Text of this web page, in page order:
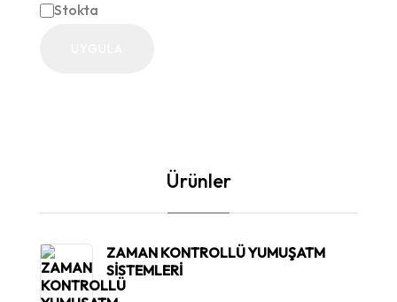
Durum
Stokta
Ürünler
ZAMAN KONTROLLÜ YUMUŞATM
SİSTEMLERİ